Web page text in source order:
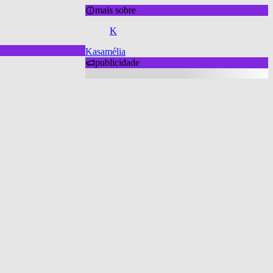
mais sobre
K
Kasamélia
publicidade